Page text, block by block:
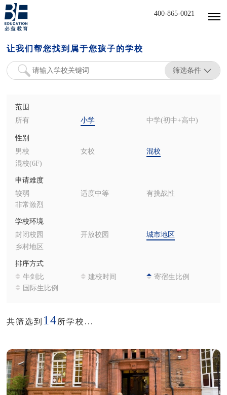
400-865-0021
让我们帮您找到属于您孩子的学校
筛选条件
范围
所有
小学 中学(初中+高中)
性别
男校
女校
混校
混校(6F)
申请难度
较弱
适度中等
有挑战性
非常激烈
学校环境
封闭校园
开放校园
城市地区
乡村地区
排序方式
牛剑比
建校时间
寄宿生比例
国际生比例
共筛选到 14所学校...